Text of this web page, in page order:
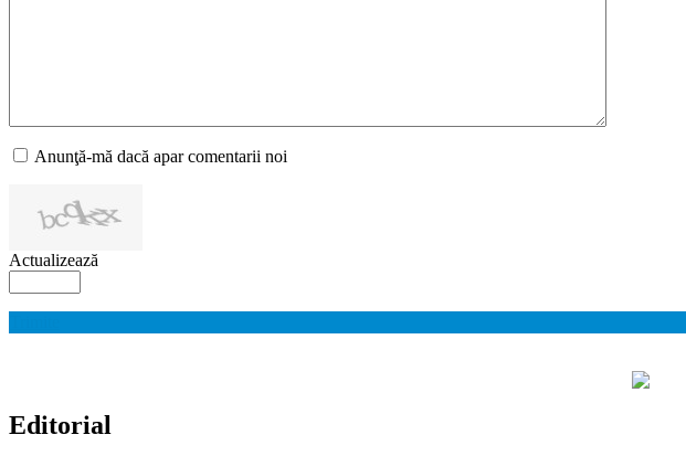
Anunţă-mă dacă apar comentarii noi
Actualizează
Editorial